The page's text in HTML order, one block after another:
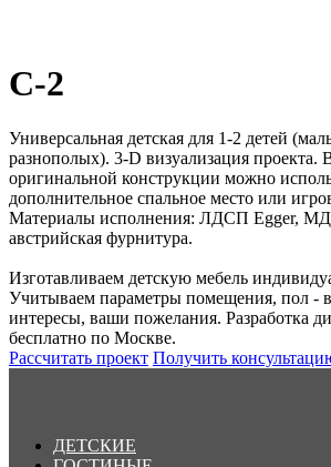
С-2
Универсальная детская для 1-2 детей
разнополых). 3-D визуализация проекта.
оригинальной конструкции можно
дополнительное спальное место или
Материалы исполнения: ЛДСП Egger,
австрийская фурнитура.
Изготавливаем детскую мебель
Учитываем параметры помещения, пол -
интересы, ваши пожелания. Разработка
бесплатно по Москве.
Рассчитать проект Получить
ДЕТСКИЕ